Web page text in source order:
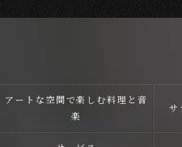
アートな空間で楽しむ料理と音
楽
サ